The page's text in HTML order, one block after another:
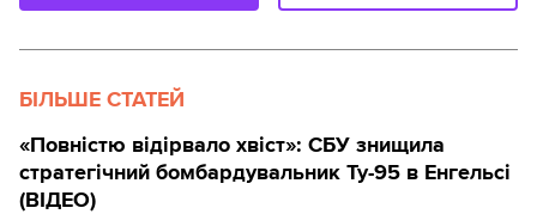
БІЛЬШЕ СТАТЕЙ
«Повністю відірвало хвіст»: СБУ знищила
стратегічний бомбардувальник Ту-95 в Енгельсі
(ВІДЕО)